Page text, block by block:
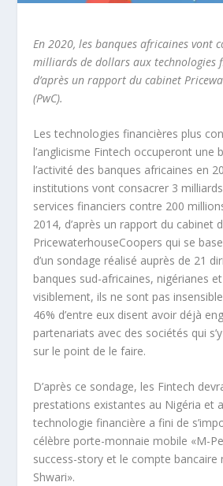
En 2020, les banques africaines vont
milliards de dollars aux technologies
d’après un rapport du cabinet
(PwC).
Les technologies financières plus
l’anglicisme Fintech occuperont une
l’activité des banques africaines en
institutions vont consacrer 3
services financiers contre 200
2014, d’après un rapport du cabinet
PricewaterhouseCoopers qui se
d’un sondage réalisé auprès de 21
banques sud-africaines, nigérianes
visiblement, ils ne sont pas
46% d’entre eux disent avoir déjà
partenariats avec des sociétés qui
sur le point de le faire.
D’après ce sondage, les Fintech
prestations existantes au Nigéria et
technologie financière a fini de
célèbre porte-monnaie mobile «M-
success-story et le compte bancaire
Shwari».